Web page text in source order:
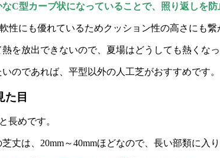
C型カーブ状になっていることで、照り返しを防
性にも優れているためクッション性の高さにも
を放出できないので、夏場はどうしても熱くなっ
のであれば、平型以外の人工芝がおすすめです。
た目
長めです。
丈は、20mm～40mmほどなので、長い部類に入り